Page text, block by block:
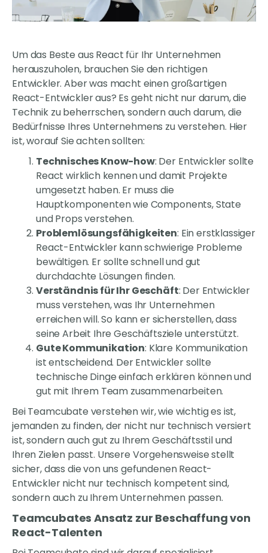
Um das Beste aus React für Ihr Unternehmen
herauszuholen, brauchen Sie den richtigen
Entwickler. Aber was macht einen großartigen
React-Entwickler aus? Es geht nicht nur darum, die
Technik zu beherrschen, sondern auch darum, die
Bedürfnisse Ihres Unternehmens zu verstehen. Hier
ist, worauf Sie achten sollten:
Technisches Know-how: Der Entwickler sollte
React wirklich kennen und damit Projekte
umgesetzt haben. Er muss die
Hauptkomponenten wie Components, State
und Props verstehen.
Problemlösungsfähigkeiten: Ein erstklassiger
React-Entwickler kann schwierige Probleme
bewältigen. Er sollte schnell und gut
durchdachte Lösungen finden.
Verständnis für Ihr Geschäft: Der Entwickler
muss verstehen, was Ihr Unternehmen
erreichen will. So kann er sicherstellen, dass
seine Arbeit Ihre Geschäftsziele unterstützt.
Gute Kommunikation: Klare Kommunikation
ist entscheidend. Der Entwickler sollte
technische Dinge einfach erklären können und
gut mit Ihrem Team zusammenarbeiten.
Bei Teamcubate verstehen wir, wie wichtig es ist,
jemanden zu finden, der nicht nur technisch versiert
ist, sondern auch gut zu Ihrem Geschäftsstil und
Ihren Zielen passt. Unsere Vorgehensweise stellt
sicher, dass die von uns gefundenen React-
Entwickler nicht nur technisch kompetent sind,
sondern auch zu Ihrem Unternehmen passen.
Teamcubates Ansatz zur Beschaffung von
React-Talenten